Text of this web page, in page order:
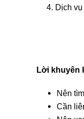
4. Dịch vụ
Lời khuyên
Nên
Cần